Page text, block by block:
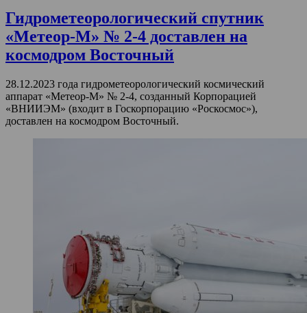
Гидрометеорологический спутник
«Метеор-М» № 2-4 доставлен на
космодром Восточный
28.12.2023 года гидрометеорологический космический
аппарат «Метеор-М» № 2-4, созданный Корпорацией
«ВНИИЭМ» (входит в Госкорпорацию «Роскосмос»),
доставлен на космодром Восточный.